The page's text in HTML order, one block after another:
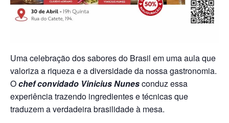
Uma celebração dos sabores do Brasil em uma aula que
valoriza a riqueza e a diversidade da nossa gastronomia.
Ochef convidado Vinicius Nunesconduz essa
experiência trazendo ingredientes e técnicas que
traduzem a verdadeira brasilidade à mesa.